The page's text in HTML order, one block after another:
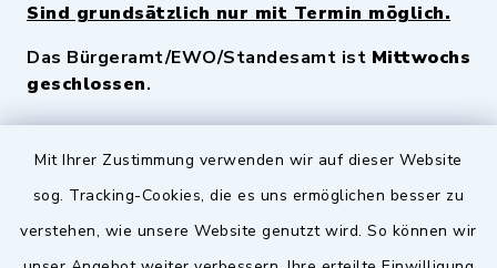
Mit Ihrer Zustimmung verwenden wir auf dieser Website
sog. Tracking-Cookies, die es uns ermöglichen besser zu
verstehen, wie unsere Website genutzt wird. So können wir
Sind grundsätzlich nur mit Termin möglich.
Das Bürgeramt/EWO/Standesamt ist Mittwochs
geschlossen.
Quicklinks